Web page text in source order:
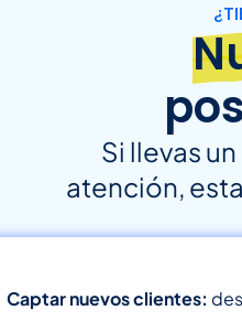
Si llevas
atención,
Captar nuevos clientes: